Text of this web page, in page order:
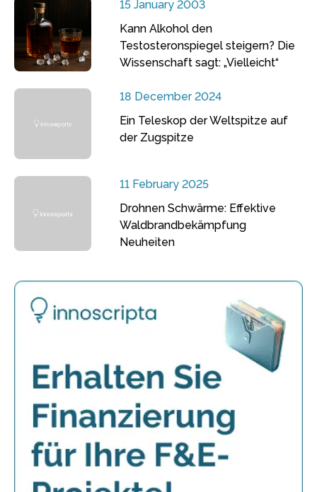
15 January 2003
Kann Alkohol den
Testosteronspiegel steigern? Die
Wissenschaft sagt: „Vielleicht“
18 December 2024
Ein Teleskop der Weltspitze auf
der Zugspitze
11 February 2025
Drohnen Schwärme: Effektive
Waldbrandbekämpfung
Neuheiten